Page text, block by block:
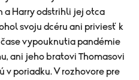
a Harry odstrihli jej otca
svoju dcéru ani priviesť k
vypouknutia pandémie
ani jeho bratovi Thomasovi
v poriadku. V rozhovore pre